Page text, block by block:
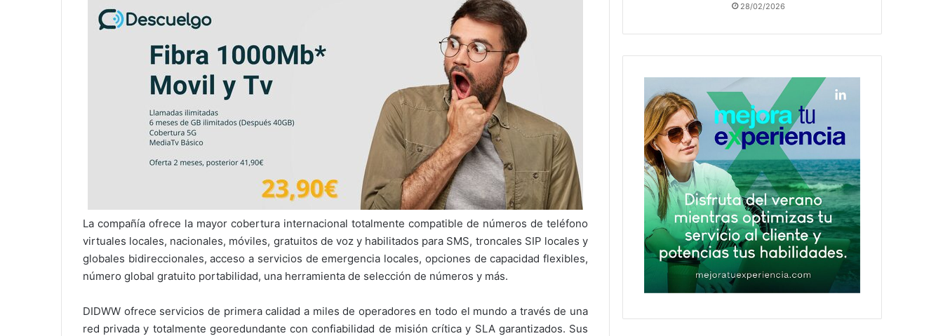
La compañía ofrece la mayor cobertura internacional totalmente compatible de números de teléfono
virtuales locales, nacionales, móviles, gratuitos de voz y habilitados para SMS, troncales SIP locales y
globales bidireccionales, acceso a servicios de emergencia locales, opciones de capacidad flexibles,
número global gratuito portabilidad, una herramienta de selección de números y más.
DIDWW ofrece servicios de primera calidad a miles de operadores en todo el mundo a través de una
red privada y totalmente georedundante con confiabilidad de misión crítica y SLA garantizados. Sus
28/02/2026